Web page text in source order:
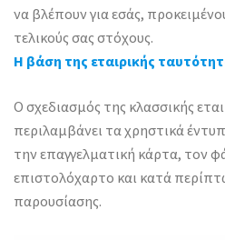
να βλέπουν για εσάς,
τελικούς σας στόχους.
Η βάση της εταιρικής
Ο σχεδιασμός της κλασσικής
περιλαμβάνει τα χρηστικά
την επαγγελματική κάρτα, τον
επιστολόχαρτο και κατά
παρουσίασης.